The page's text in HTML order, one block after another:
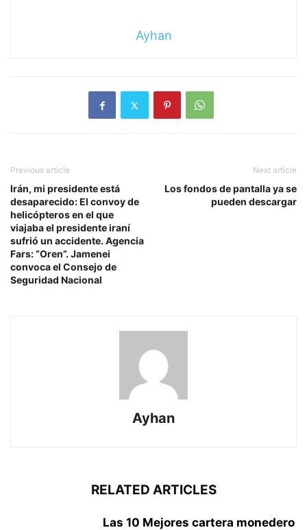
Ayhan
Previous article
Irán, mi presidente está
desaparecido: El convoy de
helicópteros en el que
viajaba el presidente iraní
sufrió un accidente. Agencia
Fars: “Oren”. Jamenei
convoca el Consejo de
Seguridad Nacional
Next article
Los fondos de pantalla ya se
pueden descargar
Ayhan
RELATED ARTICLES
Las 10 Mejores cartera monedero